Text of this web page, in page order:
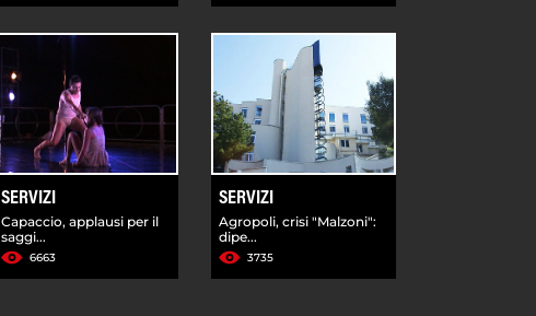
SERVIZI
Capaccio, applausi per il
saggi...
6663
SERVIZI
Agropoli, crisi "Malzoni":
dipe...
3735